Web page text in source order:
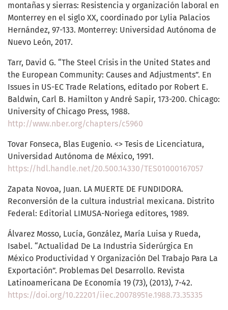
montañas y sierras: Resistencia y organización laboral en
Monterrey en el siglo XX, coordinado por Lylia Palacios
Hernández, 97-133. Monterrey: Universidad Autónoma de
Nuevo León, 2017.
Tarr, David G. “The Steel Crisis in the United States and
the European Community: Causes and Adjustments”. En
Issues in US-EC Trade Relations, editado por Robert E.
Baldwin, Carl B. Hamilton y André Sapir, 173-200. Chicago:
University of Chicago Press, 1988.
http://www.nber.org/chapters/c5960
Tovar Fonseca, Blas Eugenio. <> Tesis de Licenciatura,
Universidad Autónoma de México, 1991.
https://hdl.handle.net/20.500.14330/TES01000167057
Zapata Novoa, Juan. LA MUERTE DE FUNDIDORA.
Reconversión de la cultura industrial mexicana. Distrito
Federal: Editorial LIMUSA-Noriega editores, 1989.
Álvarez Mosso, Lucía, González, María Luisa y Rueda,
Isabel. “Actualidad De La Industria Siderúrgica En
México Productividad Y Organización Del Trabajo Para La
Exportación”. Problemas Del Desarrollo. Revista
Latinoamericana De Economía 19 (73), (2013), 7-42.
https://doi.org/10.22201/iiec.20078951e.1988.73.35335